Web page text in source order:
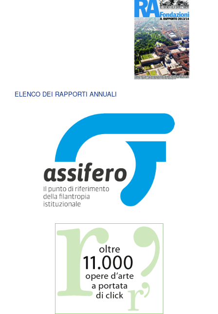
ELENCO DEI RAPPORTI ANNUALI